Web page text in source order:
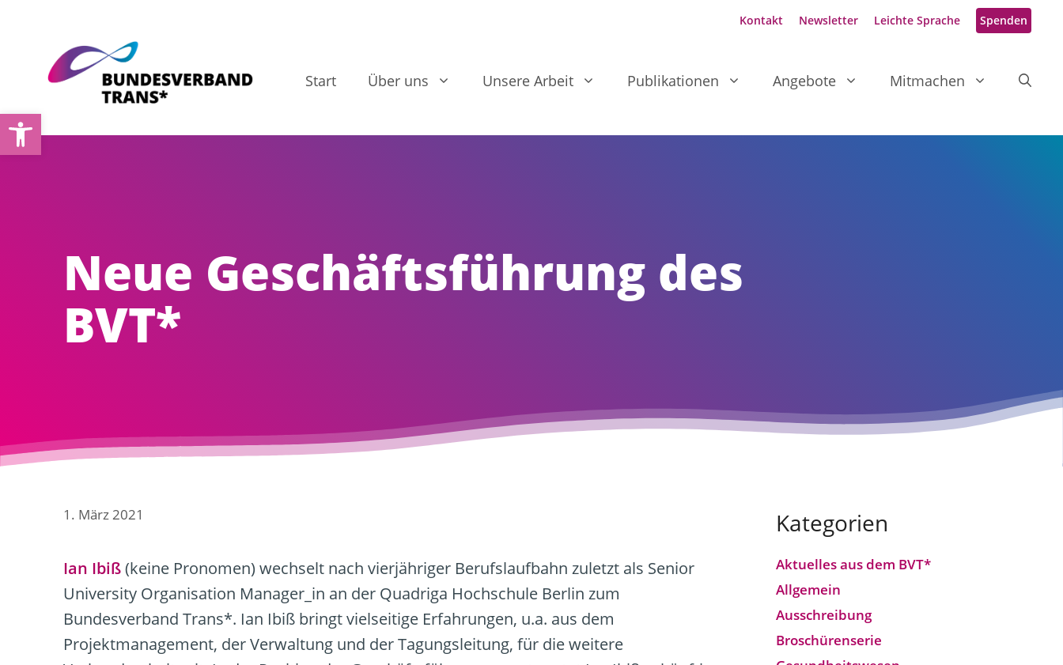
Open toolbar
springen
Kontakt Newsletter Leichte Sprache Spenden
Start Über uns Unsere Arbeit Publikationen Angebote Mitmachen
Neue Geschäftsführung des
BVT*
1. März 2021
Ian Ibiß(keine Pronomen) wechselt nach vierjähriger Berufslaufbahn zuletzt als Senior
University Organisation Manager_in an der Quadriga Hochschule Berlin zum
Bundesverband Trans*. Ian Ibiß bringt vielseitige Erfahrungen, u.a. aus dem
Projektmanagement, der Verwaltung und der Tagungsleitung, für die weitere
Kategorien
Aktuelles aus dem BVT*
Allgemein
Ausschreibung
Broschürenserie